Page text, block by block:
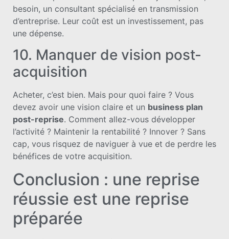
besoin, un consultant spécialisé en transmission
d’entreprise. Leur coût est un investissement, pas
une dépense.
10. Manquer de vision post-
acquisition
Acheter, c’est bien. Mais pour quoi faire ? Vous
devez avoir une vision claire et un business plan
post-reprise. Comment allez-vous développer
l’activité ? Maintenir la rentabilité ? Innover ? Sans
cap, vous risquez de naviguer à vue et de perdre les
bénéfices de votre acquisition.
Conclusion : une reprise
réussie est une reprise
préparée